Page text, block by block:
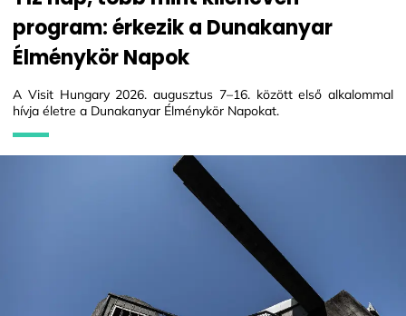
program: érkezik a Dunakanyar
Élménykör Napok
A Visit Hungary 2026. augusztus 7–16. között első alkalommal
hívja életre a Dunakanyar Élménykör Napokat.